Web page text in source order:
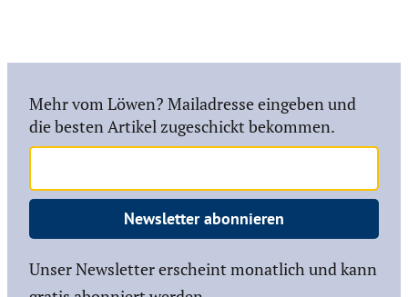
Mehr vom Löwen? Mailadresse eingeben und
die besten Artikel zugeschickt bekommen.
Newsletter abonnieren
Unser Newsletter erscheint monatlich und kann